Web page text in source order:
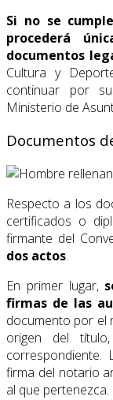
Si no se
procederá
documentos
Cultura y
continuar por
Ministerio de
Documentos
Respecto a los
certificados o
firmante del
dos actos.
En primer lugar,
firmas de las
documento por el
origen del
correspondiente.
firma del notario
al que